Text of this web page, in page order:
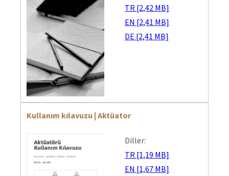
TR [2,42 MB]
EN [2,41 MB]
DE [2,41 MB]
Kullanım kılavuzu | Aktüator
Diller:
TR [1,19 MB]
EN [1,67 MB]